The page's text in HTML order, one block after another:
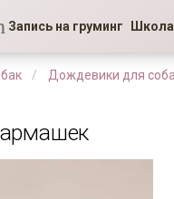
Запись на груминг Школа
Дождевики для